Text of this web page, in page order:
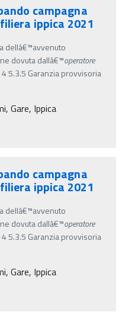
campagna
ippica 2021
dellâ€™avvenuto
dovuta dallâ€™operatore
5.3.5 Garanzia provvisoria
Gare, Ippica
campagna
ippica 2021
dellâ€™avvenuto
dovuta dallâ€™operatore
5.3.5 Garanzia provvisoria
Gare, Ippica